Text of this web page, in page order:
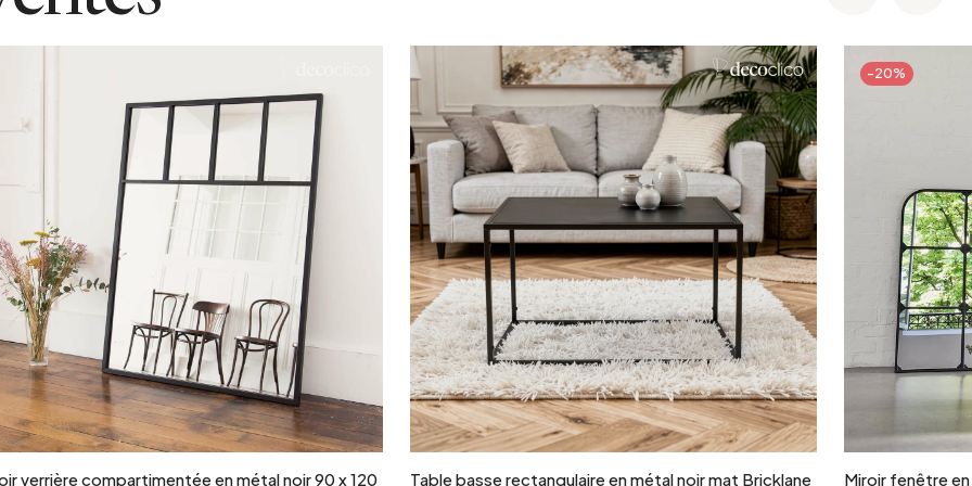
Ajouter au panier
verrière compartimentée en métal noir 90 x 120
Ajouter au panier
Table basse rectangulaire en métal noir mat Bricklane
-20%
Miroir fenêtre